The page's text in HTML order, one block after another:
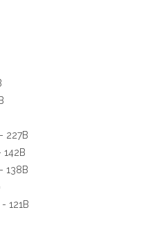
227B
142B
138B
121B